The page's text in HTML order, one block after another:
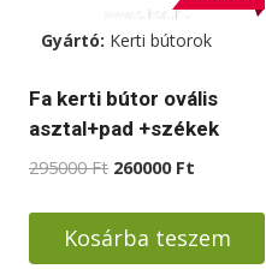
termékoldalon
választhatók
Gyártó: Kerti bútorok
Fa kerti bútor ovális
asztal+pad +székek
295000Ft Original
was:
295000 Ft.
260000 Ft
is:
260000 Ft.
Kosárba teszem